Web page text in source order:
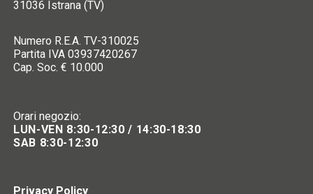
31036 Istrana (TV)
Numero R.E.A. TV-310025
Partita IVA 03937420267
Cap. Soc. € 10.000
Orari negozio:
LUN-VEN 8:30-12:30 / 14:30-18:30
SAB 8:30-12:30
Privacy Policy